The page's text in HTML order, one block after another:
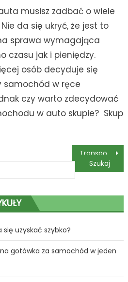
musisz zadbać o wiele
da się ukryć, że jest to
sprawa wymagająca
czasu jak i pieniędzy.
osób decyduje się
samochód w ręce
czy warto zdecydować
w auto skupie? Skup
uzyskać szybko?
gotówka za samochód w jeden